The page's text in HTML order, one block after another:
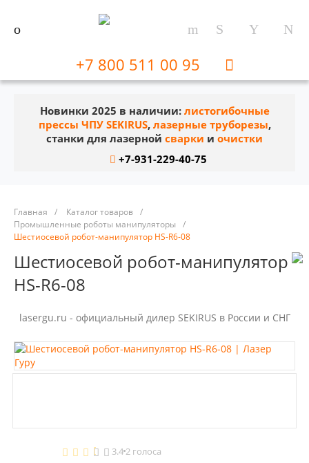
+7 800 511 00 95
Новинки 2025 в наличии: листогибочные
прессы ЧПУ SEKIRUS, лазерные труборезы,
станки для лазерной сварки и очистки
+7-931-229-40-75
Главная / Каталог товаров /
Промышленные роботы манипуляторы
/
Шестиосевой робот-манипулятор HS-R6-08
Шестиосевой робот-манипулятор
HS-R6-08
lasergu.ru - официальный дилер SEKIRUS в России и СНГ
3.42 голоса